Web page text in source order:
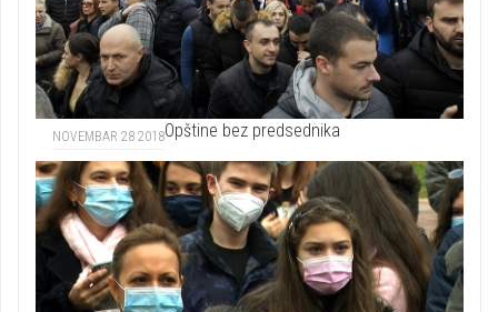
NOVEMBAR 28 2018Opštine bez predsednika